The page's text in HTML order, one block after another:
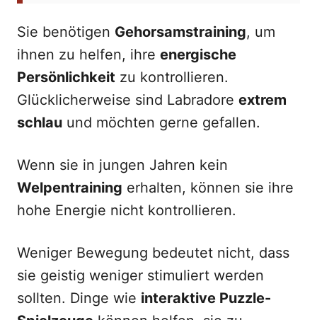
Sie benötigen Gehorsamstraining, um
ihnen zu helfen, ihre energische
Persönlichkeit zu kontrollieren.
Glücklicherweise sind Labradore extrem
schlau und möchten gerne gefallen.
Wenn sie in jungen Jahren kein
Welpentraining erhalten, können sie ihre
hohe Energie nicht kontrollieren.
Weniger Bewegung bedeutet nicht, dass
sie geistig weniger stimuliert werden
sollten. Dinge wie interaktive Puzzle-